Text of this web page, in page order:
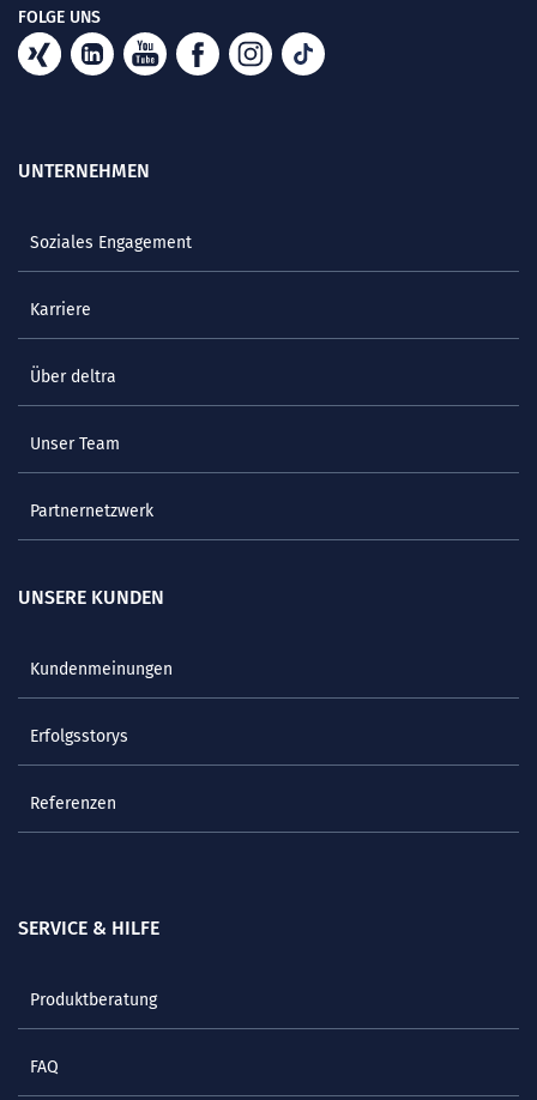
FOLGE UNS
UNTERNEHMEN
Soziales Engagement
Karriere
Über deltra
Unser Team
Partnernetzwerk
UNSERE KUNDEN
Kundenmeinungen
Erfolgsstorys
Referenzen
SERVICE & HILFE
Produktberatung
FAQ